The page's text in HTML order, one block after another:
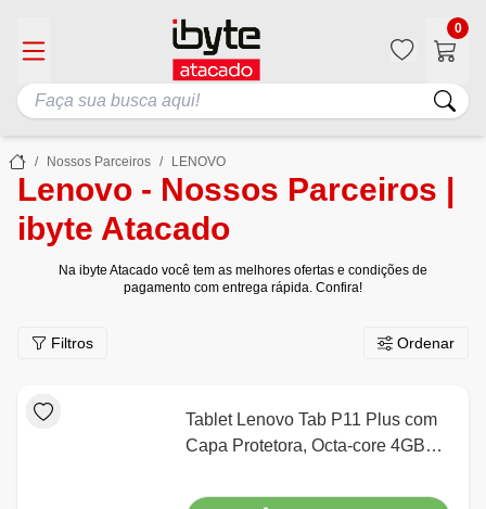
0
Nossos Parceiros LENOVO
Lenovo - Nossos Parceiros |
ibyte Atacado
Na ibyte Atacado você tem as melhores ofertas e condições de
pagamento com entrega rápida. Confira!
Filtros Ordenar
Tablet Lenovo Tab P11 Plus com
Capa Protetora, Octa-core 4GB
IPS 2k Grafite - ZA940394BR